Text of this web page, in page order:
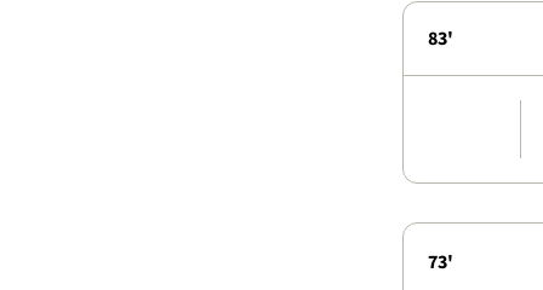
83'
73'